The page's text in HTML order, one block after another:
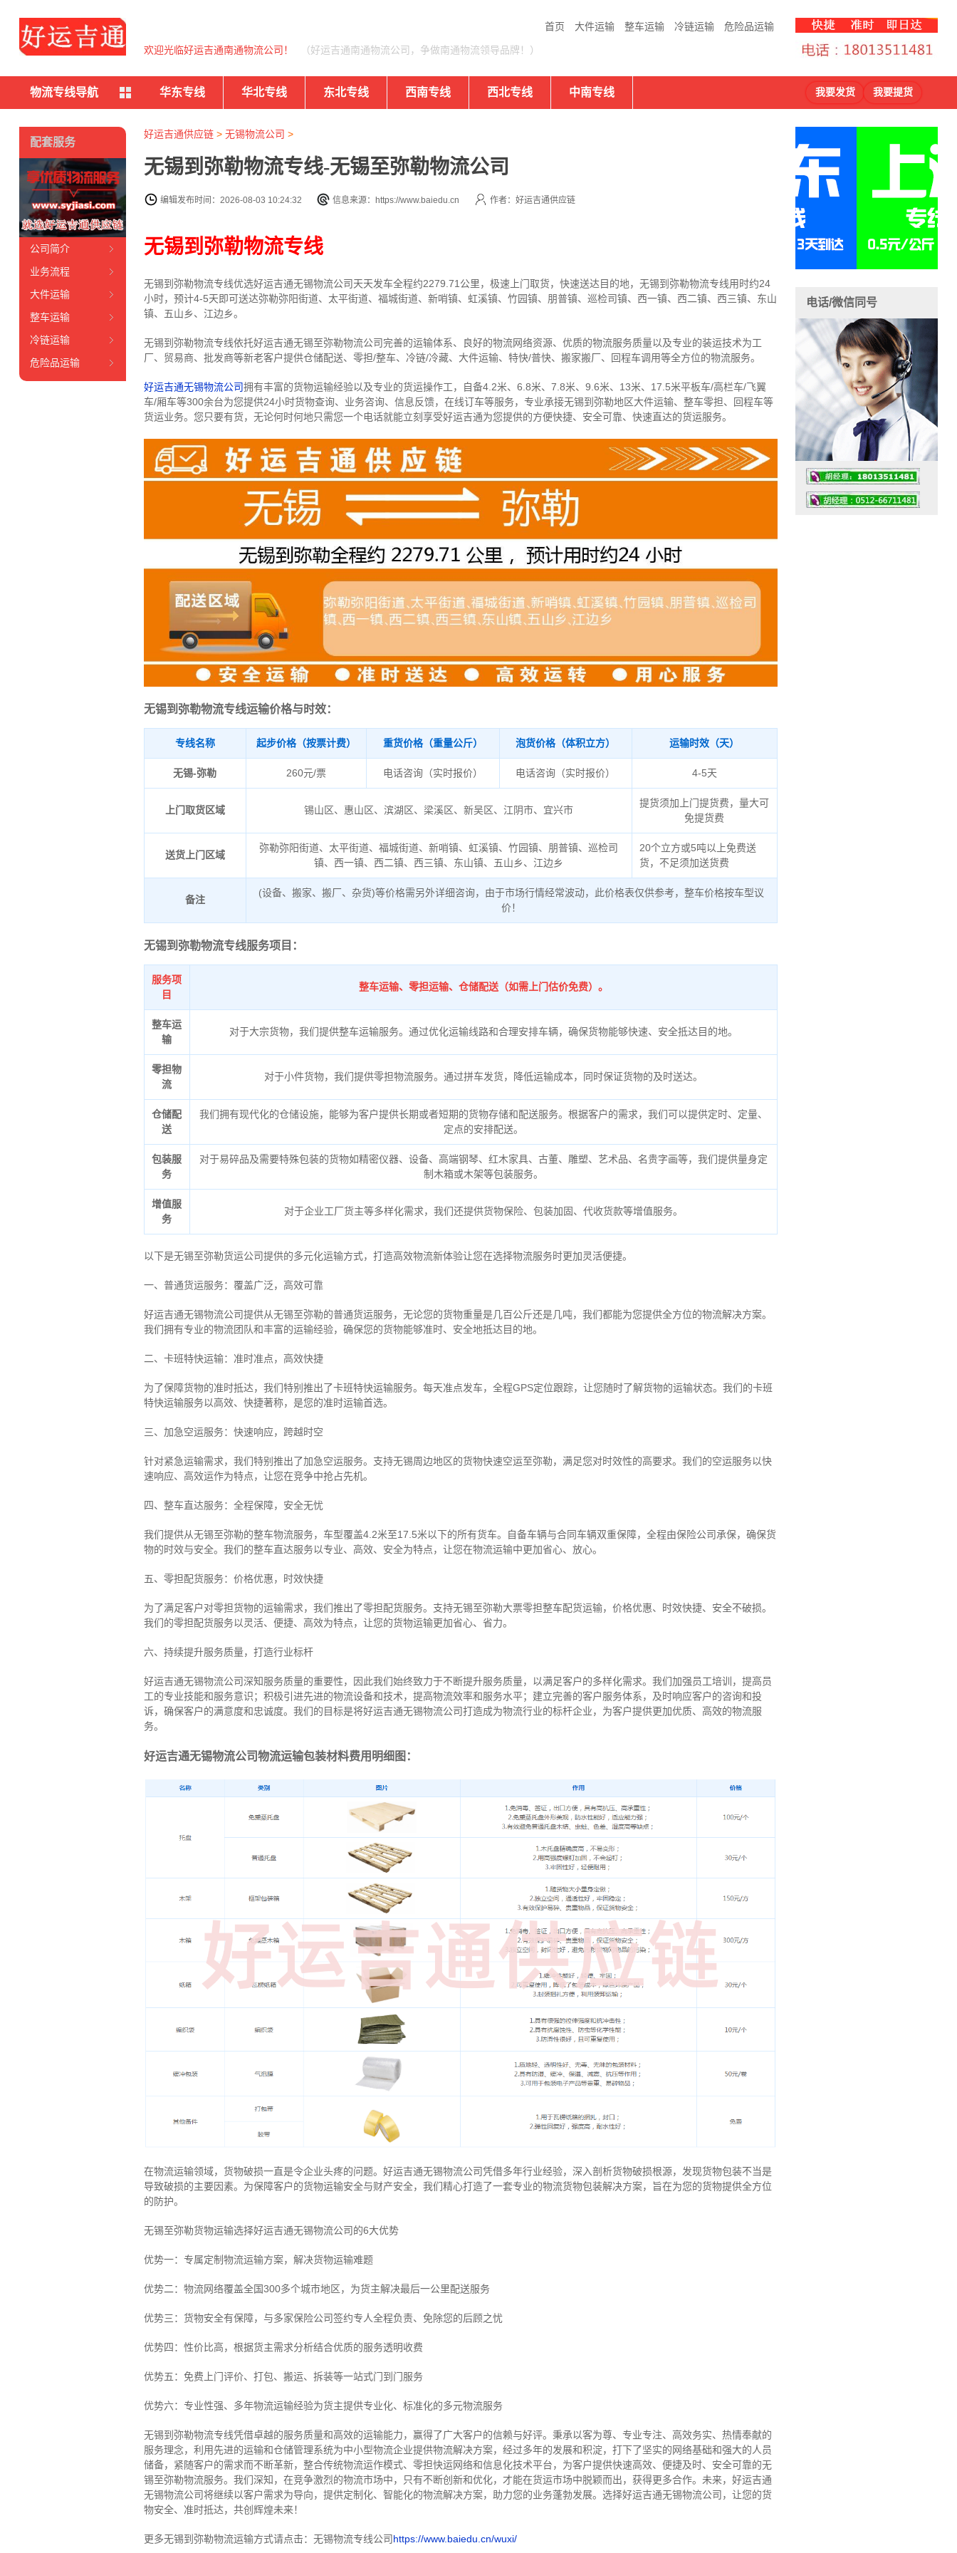
首页 大件运输 整车运输 冷链运输 危险品运输
欢迎光临好运吉通南通物流公司！ （好运吉通南通物流公司，争做南通物流领导品牌！）
物流专线导航 华东专线 华北专线 东北专线 西南专线 西北专线 中南专线 我要发货 我要提货
好运吉通供应链> 无锡物流公司 >
无锡到弥勒物流专线-无锡至弥勒物流公司
编辑发布时间：2026-08-03 10:24:32 信息来源：https://www.baiedu.cn 作者：好运吉通供应链
无锡到弥勒物流专线
无锡到弥勒物流专线优选好运吉通无锡物流公司天天发车全程约2279.71公里， 极速上门取货，快速送达目的地，无锡到弥勒物流专线用时约24
小时，预计4-5天即可送达弥勒弥阳街道、太平街道、福城街道、新哨镇、虹溪镇、竹园镇、朋普镇、巡检司镇、西一镇、西二镇、西三镇、东山
镇、五山乡、江边乡。
无锡到弥勒物流专线依托好运吉通无锡至弥勒物流公司完善的运输体系、良好的物流网络资源、优质的物流服务质量以及专业的装运技术为工
厂、贸易商、批发商等新老客户提供仓储配送、零担/整车、冷链/冷藏、大件运输、特快/普快、搬家搬厂、回程车调用等全方位的物流服务。
好运吉通无锡物流公司拥有丰富的货物运输经验以及专业的货运操作工，自备4.2米、6.8米、7.8米、9.6米、13米、17.5米平板车/高栏车/飞翼
车/厢车等300余台为您提供24小时货物查询、业务咨询、信息反馈，在线订车等服务， 专业承接无锡到弥勒地区大件运输、整车零担、回程车等
货运业务。 您只要有货，无论何时何地只需您一个电话就能立刻享受好运吉通为您提供的方便快捷、安全可靠、快速直达的货运服务。
无锡到弥勒物流专线运输价格与时效：
专线名称 起步价格（按票计费） 重货价格（重量公斤） 泡货价格（体积立方） 运输时效（天）
无锡-弥勒 260元/票 电话咨询（实时报价） 电话咨询（实时报价） 4-5天
上门取货区域 锡山区、惠山区、滨湖区、梁溪区、新吴区、江阴市、宜兴市
提货须加上门提货费，量大可
免提货费
送货上门区域
弥勒弥阳街道、太平街道、福城街道、新哨镇、虹溪镇、竹园镇、朋普镇、巡检司
镇、西一镇、西二镇、西三镇、东山镇、五山乡、江边乡
20个立方或5吨以上免费送
货，不足须加送货费
备注
(设备、搬家、搬厂、杂货)等价格需另外详细咨询，由于市场行情经常波动，此价格表仅供参考，整车价格按车型议
价！
无锡到弥勒物流专线服务项目：
服务项
目
整车运输、零担运输、仓储配送（如需上门估价免费）。
整车运
输
对于大宗货物，我们提供整车运输服务。通过优化运输线路和合理安排车辆，确保货物能够快速、安全抵达目的地。
零担物
流
对于小件货物，我们提供零担物流服务。通过拼车发货，降低运输成本，同时保证货物的及时送达。
仓储配
送
我们拥有现代化的仓储设施，能够为客户提供长期或者短期的货物存储和配送服务。根据客户的需求，我们可以提供定时、定量、
定点的安排配送。
包装服
务
对于易碎品及需要特殊包装的货物如精密仪器、设备、高端钢琴、红木家具、古董、雕塑、艺术品、名贵字画等，我们提供量身定
制木箱或木架等包装服务。
增值服
务
对于企业工厂货主等多样化需求，我们还提供货物保险、包装加固、代收货款等增值服务。
以下是无锡至弥勒货运公司提供的多元化运输方式，打造高效物流新体验让您在选择物流服务时更加灵活便捷。
一、普通货运服务：覆盖广泛，高效可靠
好运吉通无锡物流公司提供从无锡至弥勒的普通货运服务，无论您的货物重量是几百公斤还是几吨，我们都能为您提供全方位的物流解决方案。
我们拥有专业的物流团队和丰富的运输经验，确保您的货物能够准时、安全地抵达目的地。
二、卡班特快运输：准时准点，高效快捷
为了保障货物的准时抵达，我们特别推出了卡班特快运输服务。每天准点发车，全程GPS定位跟踪，让您随时了解货物的运输状态。我们的卡班
特快运输服务以高效、快捷著称，是您的准时运输首选。
三、加急空运服务：快速响应，跨越时空
针对紧急运输需求，我们特别推出了加急空运服务。支持无锡周边地区的货物快速空运至弥勒，满足您对时效性的高要求。我们的空运服务以快
速响应、高效运作为特点，让您在竞争中抢占先机。
四、整车直达服务：全程保障，安全无忧
我们提供从无锡至弥勒的整车物流服务，车型覆盖4.2米至17.5米以下的所有货车。自备车辆与合同车辆双重保障，全程由保险公司承保，确保货
物的时效与安全。我们的整车直达服务以专业、高效、安全为特点，让您在物流运输中更加省心、放心。
五、零担配货服务：价格优惠，时效快捷
为了满足客户对零担货物的运输需求，我们推出了零担配货服务。支持无锡至弥勒大票零担整车配货运输，价格优惠、时效快捷、安全不破损。
我们的零担配货服务以灵活、便捷、高效为特点，让您的货物运输更加省心、省力。
六、持续提升服务质量，打造行业标杆
好运吉通无锡物流公司深知服务质量的重要性，因此我们始终致力于不断提升服务质量，以满足客户的多样化需求。我们加强员工培训，提高员
工的专业技能和服务意识；积极引进先进的物流设备和技术，提高物流效率和服务水平；建立完善的客户服务体系，及时响应客户的咨询和投
诉，确保客户的满意度和忠诚度。我们的目标是将好运吉通无锡物流公司打造成为物流行业的标杆企业，为客户提供更加优质、高效的物流服
务。
好运吉通无锡物流公司物流运输包装材料费用明细图：
在物流运输领域，货物破损一直是令企业头疼的问题。好运吉通无锡物流公司凭借多年行业经验，深入剖析货物破损根源，发现货物包装不当是
导致破损的主要因素。为保障客户的货物运输安全与财产安全，我们精心打造了一套专业的物流货物包装解决方案，旨在为您的货物提供全方位
的防护。
无锡至弥勒货物运输选择好运吉通无锡物流公司的6大优势
优势一：专属定制物流运输方案，解决货物运输难题
优势二：物流网络覆盖全国300多个城市地区，为货主解决最后一公里配送服务
优势三：货物安全有保障，与多家保险公司签约专人全程负责、免除您的后顾之忧
优势四：性价比高，根据货主需求分析结合优质的服务透明收费
优势五：免费上门评价、打包、搬运、拆装等一站式门到门服务
优势六：专业性强、多年物流运输经验为货主提供专业化、标准化的多元物流服务
无锡到弥勒物流专线凭借卓越的服务质量和高效的运输能力，赢得了广大客户的信赖与好评。 秉承以客为尊、专业专注、高效务实、热情奉献的
服务理念，利用先进的运输和仓储管理系统为中小型物流企业提供物流解决方案，经过多年的发展和积淀，打下了坚实的网络基础和强大的人员
储备，紧随客户的需求而不断革新，整合传统物流运作模式、零担快运网络和信息化技术平台，为客户提供快速高效、便捷及时、安全可靠的无
锡至弥勒物流服务。 我们深知，在竞争激烈的物流市场中，只有不断创新和优化，才能在货运市场中脱颖而出，获得更多合作。 未来，好运吉通
无锡物流公司将继续以客户需求为导向，提供定制化、智能化的物流解决方案，助力您的业务蓬勃发展。选择好运吉通无锡物流公司，让您的货
物安全、准时抵达，共创辉煌未来！
更多无锡到弥勒物流运输方式请点击：无锡物流专线公司https://www.baiedu.cn/wuxi/
配套服务
公司简介
业务流程
大件运输
整车运输
冷链运输
危险品运输
电话/微信同号